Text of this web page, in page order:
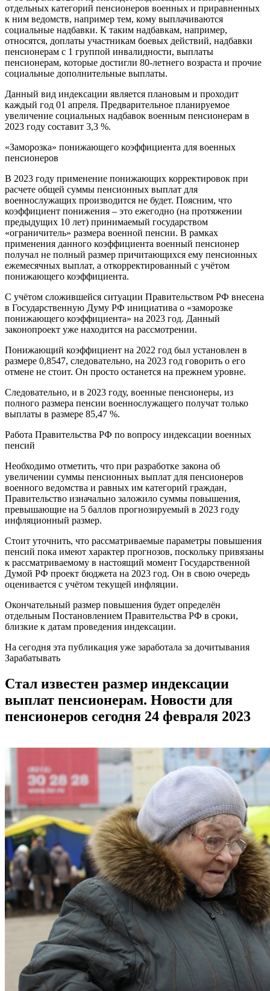
отдельных категорий пенсионеров военных и приравненных
к ним ведомств, например тем, кому выплачиваются
социальные надбавки. К таким надбавкам, например,
относятся, доплаты участникам боевых действий, надбавки
пенсионерам с 1 группой инвалидности, выплаты
пенсионерам, которые достигли 80-летнего возраста и прочие
социальные дополнительные выплаты.
Данный вид индексации является плановым и проходит
каждый год 01 апреля. Предварительное планируемое
увеличение социальных надбавок военным пенсионерам в
2023 году составит 3,3 %.
«Заморозка» понижающего коэффициента для военных
пенсионеров
В 2023 году применение понижающих корректировок при
расчете общей суммы пенсионных выплат для
военнослужащих производится не будет. Поясним, что
коэффициент понижения – это ежегодно (на протяжении
предыдущих 10 лет) принимаемый государством
«ограничитель» размера военной пенсии. В рамках
применения данного коэффициента военный пенсионер
получал не полный размер причитающихся ему пенсионных
ежемесячных выплат, а откорректированный с учётом
понижающего коэффициента.
С учётом сложившейся ситуации Правительством РФ внесена
в Государственную Думу РФ инициатива о «заморозке
понижающего коэффициента» на 2023 год. Данный
законопроект уже находится на рассмотрении.
Понижающий коэффициент на 2022 год был установлен в
размере 0,8547, следовательно, на 2023 год говорить о его
отмене не стоит. Он просто останется на прежнем уровне.
Следовательно, и в 2023 году, военные пенсионеры, из
полного размера пенсии военнослужащего получат только
выплаты в размере 85,47 %.
Работа Правительства РФ по вопросу индексации военных
пенсий
Необходимо отметить, что при разработке закона об
увеличении суммы пенсионных выплат для пенсионеров
военного ведомства и равных им категорий граждан,
Правительство изначально заложило суммы повышения,
превышающие на 5 баллов прогнозируемый в 2023 году
инфляционный размер.
Стоит уточнить, что рассматриваемые параметры повышения
пенсий пока имеют характер прогнозов, поскольку привязаны
к рассматриваемому в настоящий момент Государственной
Думой РФ проект бюджета на 2023 год. Он в свою очередь
оценивается с учётом текущей инфляции.
Окончательный размер повышения будет определён
отдельным Постановлением Правительства РФ в сроки,
близкие к датам проведения индексации.
На сегодня эта публикация уже заработала за дочитывания
Зарабатывать
Стал известен размер индексации
выплат пенсионерам. Новости для
пенсионеров сегодня 24 февраля 2023